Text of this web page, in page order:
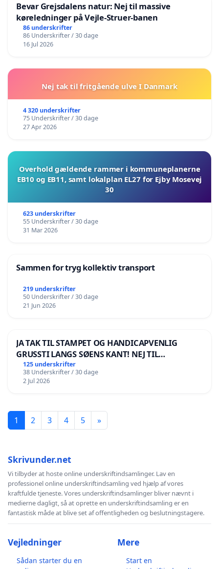
Bevar Grejsdalens natur: Nej til massive
køreledninger på Vejle-Struer-banen
86 underskrifter
86 Underskrifter / 30 dage
16 Jul 2026
Nej tak til fritgående ulve I Danmark
4 320 underskrifter
75 Underskrifter / 30 dage
27 Apr 2026
Overhold gældende rammer i kommuneplanerne
EB10 og EB11, samt lokalplan EL27 for Ejby Mosevej
30
623 underskrifter
55 Underskrifter / 30 dage
31 Mar 2026
Sammen for tryg kollektiv transport
219 underskrifter
50 Underskrifter / 30 dage
21 Jun 2026
JA TAK TIL STAMPET OG HANDICAPVENLIG
GRUSSTI LANGS SØENS KANT! NEJ TIL
BOARDWALK VÆK FRA SØEN
125 underskrifter
38 Underskrifter / 30 dage
2 Jul 2026
1 2 3 4 5 »
Skrivunder.net
Vi tilbyder at hoste online underskriftindsamlinger. Lav en
professionel online underskriftindsamling ved hjælp af vores
kraftfulde tjeneste. Vores underskriftindsamlinger bliver nævnt i
medierne dagligt, så at oprette en underskriftindsamling er en
fantastisk måde at blive set af offentligheden og beslutningstagere.
Vejledninger
Sådan starter du en
Mere
Start en